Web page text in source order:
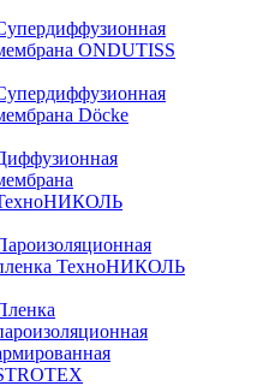
ONDUTISS
Döcke
ТехноНИКОЛЬ